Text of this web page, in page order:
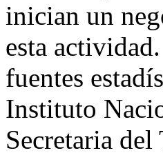
inician un
esta
fuentes
Instituto
Secretaria